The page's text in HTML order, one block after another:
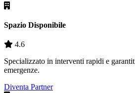
Spazio Disponibile
4.6
Specializzato in interventi rapidi e
emergenze.
Diventa Partner